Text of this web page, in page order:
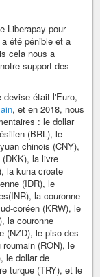
Liberapay pour
été pénible et a
cela nous a
support des
devise était l'Euro,
, et en 2018, nous
: le dollar
(BRL), le
chinois (CNY),
(DKK), la livre
la kuna croate
(IDR), le
la couronne
coréen (KRW), le
la couronne
(NZD), le piso des
(RON), le
le dollar de
turque (TRY), et le